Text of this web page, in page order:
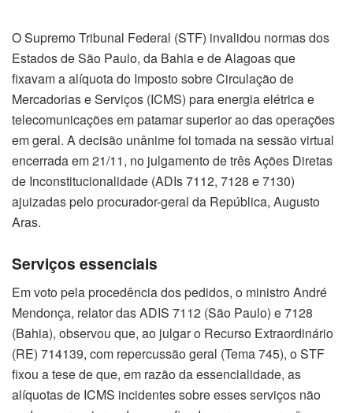
O Supremo Tribunal Federal (STF) invalidou normas dos
Estados de São Paulo, da Bahia e de Alagoas que
fixavam a alíquota do Imposto sobre Circulação de
Mercadorias e Serviços (ICMS) para energia elétrica e
telecomunicações em patamar superior ao das operações
em geral. A decisão unânime foi tomada na sessão virtual
encerrada em 21/11, no julgamento de três Ações Diretas
de Inconstitucionalidade (ADIs 7112, 7128 e 7130)
ajuizadas pelo procurador-geral da República, Augusto
Aras.
Serviços essenciais
Em voto pela procedência dos pedidos, o ministro André
Mendonça, relator das ADIS 7112 (São Paulo) e 7128
(Bahia), observou que, ao julgar o Recurso Extraordinário
(RE) 714139, com repercussão geral (Tema 745), o STF
fixou a tese de que, em razão da essencialidade, as
alíquotas de ICMS incidentes sobre esses serviços não